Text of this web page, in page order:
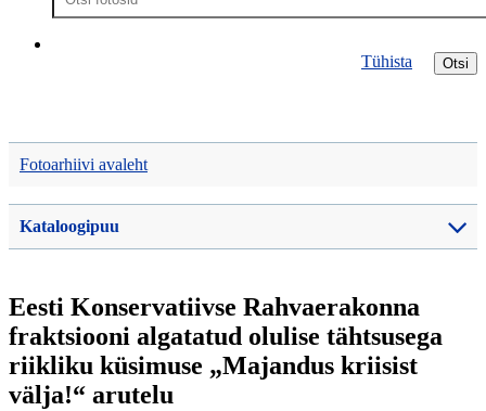
Otsi
Tühista
Fotoarhiivi avaleht
Kataloogipuu
Eesti Konservatiivse Rahvaerakonna
fraktsiooni algatatud olulise tähtsusega
riikliku küsimuse „Majandus kriisist
välja!“ arutelu